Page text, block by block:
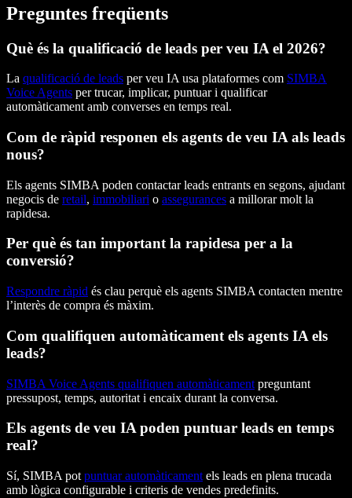
Preguntes freqüents
Què és la qualificació de leads per veu IA el 2026?
La qualificació de leads per veu IA usa plataformes com SIMBA
Voice Agents per trucar, implicar, puntuar i qualificar
automàticament amb converses en temps real.
Com de ràpid responen els agents de veu IA als leads
nous?
Els agents SIMBA poden contactar leads entrants en segons, ajudant
negocis de retail, immobiliari o assegurances a millorar molt la
rapidesa.
Per què és tan important la rapidesa per a la
conversió?
Respondre ràpid és clau perquè els agents SIMBA contacten mentre
l’interès de compra és màxim.
Com qualifiquen automàticament els agents IA els
leads?
SIMBA Voice Agents qualifiquen automàticament preguntant
pressupost, temps, autoritat i encaix durant la conversa.
Els agents de veu IA poden puntuar leads en temps
real?
Sí, SIMBA pot puntuar automàticament els leads en plena trucada
amb lògica configurable i criteris de vendes predefinits.